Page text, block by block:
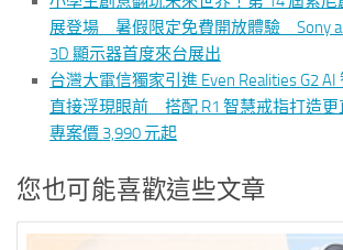
展登場 暑假限定免費開放體驗 Sony
3D 顯示器首度來台展出
台灣大電信獨家引進 Even Realities G2
直接浮現眼前 搭配 R1 智慧戒指打造
專案價 3,990 元起
您也可能喜歡這些文章